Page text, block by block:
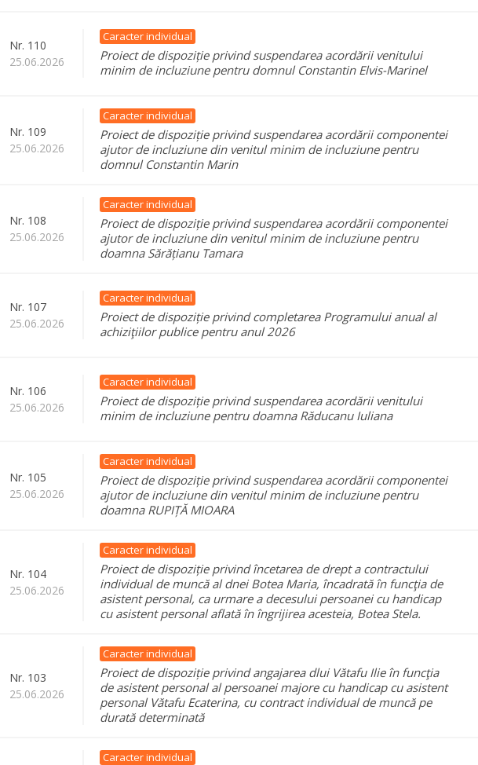
Nr. 110
25.06.2026
Caracter individual
Proiect de dispoziție privind suspendarea acordării venitului
minim de incluziune pentru domnul Constantin Elvis-Marinel
Nr. 109
25.06.2026
Caracter individual
Proiect de dispoziție privind suspendarea acordării componentei
ajutor de incluziune din venitul minim de incluziune pentru
domnul Constantin Marin
Nr. 108
25.06.2026
Caracter individual
Proiect de dispoziție privind suspendarea acordării componentei
ajutor de incluziune din venitul minim de incluziune pentru
doamna Sărățianu Tamara
Nr. 107
25.06.2026
Caracter individual
Proiect de dispoziție privind completarea Programului anual al
achiziţiilor publice pentru anul 2026
Nr. 106
25.06.2026
Caracter individual
Proiect de dispoziție privind suspendarea acordării venitului
minim de incluziune pentru doamna Răducanu Iuliana
Nr. 105
25.06.2026
Caracter individual
Proiect de dispoziție privind suspendarea acordării componentei
ajutor de incluziune din venitul minim de incluziune pentru
doamna RUPIȚĂ MIOARA
Nr. 104
25.06.2026
Caracter individual
Proiect de dispoziție privind încetarea de drept a contractului
individual de muncă al dnei Botea Maria, încadrată în funcţia de
asistent personal, ca urmare a decesului persoanei cu handicap
cu asistent personal aflată în îngrijirea acesteia, Botea Stela.
Nr. 103
25.06.2026
Caracter individual
Proiect de dispoziție privind angajarea dlui Vătafu Ilie în funcţia
de asistent personal al persoanei majore cu handicap cu asistent
personal Vătafu Ecaterina, cu contract individual de muncă pe
durată determinată
Caracter individual